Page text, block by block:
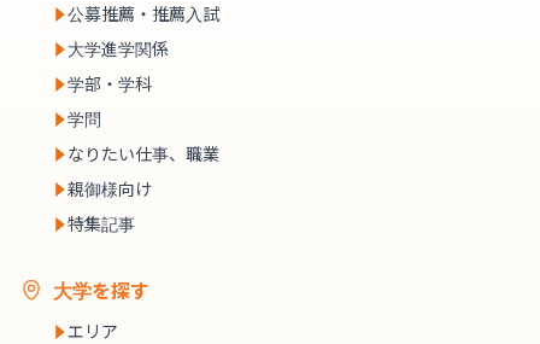
公募推薦・推薦入試
大学進学関係
学部・学科
学問
なりたい仕事、職業
親御様向け
特集記事
大学を探す
エリア